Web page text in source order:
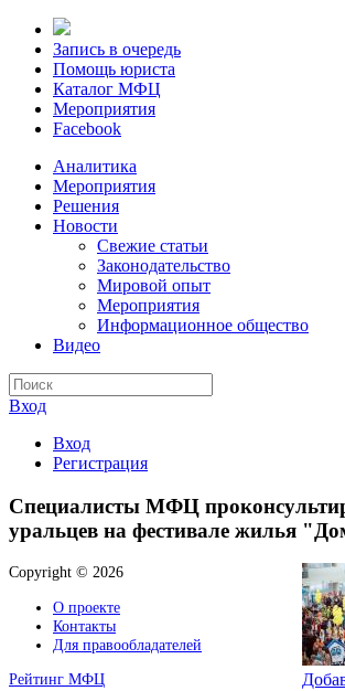
Запись в очередь
Помощь юриста
Каталог МФЦ
Мероприятия
Facebook
Аналитика
Мероприятия
Решения
Новости
Свежие статьи
Законодательство
Мировой опыт
Мероприятия
Информационное общество
Видео
Вход
Вход
Регистрация
Специалисты МФЦ
уральцев на фестивале жилья
Copyright © 2026
О проекте
Контакты
Для правообладателей
Рейтинг МФЦ